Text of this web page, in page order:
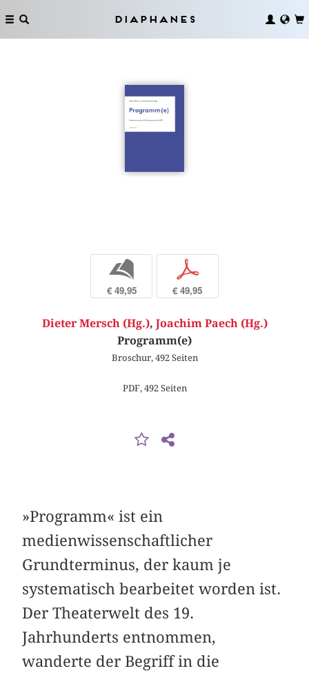
Diaphanes
b
€ 49,95
p
€ 49,95
Dieter Mersch (Hg.), Joachim Paech (Hg.)
Programm(e)
Broschur, 492 Seiten
PDF, 492 Seiten
»Programm« ist ein
medienwissenschaftlicher
Grundterminus, der kaum je
systematisch bearbeitet worden ist.
Der Theaterwelt des 19.
Jahrhunderts entnommen,
wanderte der Begriff in die